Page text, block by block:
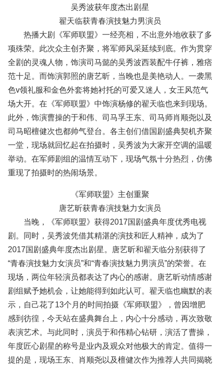
吴秀波获年度杰出剧星
翟天临获青春演技魅力男演员
热播大剧《军师联盟》一经亮相，不出意外地收获了多
项殊荣。此次众主创齐聚，将军师风采延续到底。作为贯穿
全剧的灵魂人物，饰演司马懿的吴秀波西装配牛仔裤，雅痞
范十足。而饰演郭照的唐艺昕，当晚也是美艳动人。一袭黑
色v领礼服和金色外套将她衬托的可爱又迷人，女王风范气
场大开。在《军师联盟》中饰演杨修的翟天临也来到现场。
此外，饰演曹操的于和伟、司马孚王东、司马师肖顺尧以及
司马昭檀健次也都帅气登台。各主创们借国剧盛典契机齐聚
一堂，现场就回忆起在拍摄时，吴秀波为大家开空调的温暖
举动。在军师剧组的温情互动下，现场气氛十分热烈，仿佛
重现了拍摄时的热闹场景。
《军师联盟》主创重聚
唐艺昕获青春演技魅力女演员
当晚，《军师联盟》获得2017国剧盛典年度优秀电视
剧。同时，吴秀波凭借其精湛的演技和匠人精神，成为了
2017国剧盛典年度杰出剧星。唐艺昕和翟天临分别获得了
“青春演技魅力女演员”和“青春演技魅力男演员”的荣誉。在
现场，两位年轻演员都表达了内心的感谢。唐艺昕动情感谢
剧组赋予她机会，让她能得到如此认可。翟天临也幽默的表
示，自己花了13个月的时间拍摄《军师联盟》，曾因增肥
感到彷徨，今天站在盛典舞台上，内心十分感动，再次致敬
表演艺术。与此同时，演员于和伟精心钻研，演活了曹操，
年度匠心剧星的称号是业内及观众对他极大的肯定。值得一
提的是，现场王东、肖顺尧以及檀健次作为推荐人共同揭晓